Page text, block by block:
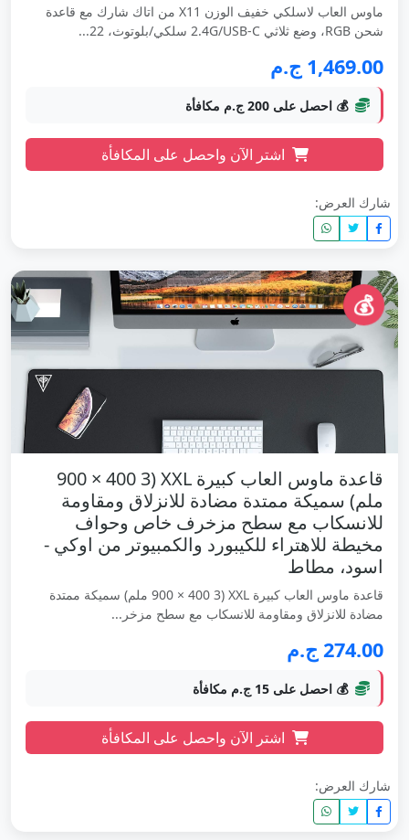
ماوس العاب لاسلكي خفيف الوزن X11 من اتاك شارك مع قاعدة
شحن RGB، وضع ثلاثي 2.4G/USB-C سلكي/بلوتوث، 22...
1,469.00 ج.م
💰 احصل على 200 ج.م مكافأة
اشتر الآن واحصل على المكافأة
شارك العرض:
💰
قاعدة ماوس العاب كبيرة XXL (900 × 400 3
ملم) سميكة ممتدة مضادة للانزلاق ومقاومة
للانسكاب مع سطح مزخرف خاص وحواف
مخيطة للاهتراء للكيبورد والكمبيوتر من اوكي -
اسود، مطاط
قاعدة ماوس العاب كبيرة XXL (900 × 400 3 ملم) سميكة ممتدة
مضادة للانزلاق ومقاومة للانسكاب مع سطح مزخر...
274.00 ج.م
💰 احصل على 15 ج.م مكافأة
اشتر الآن واحصل على المكافأة
شارك العرض: